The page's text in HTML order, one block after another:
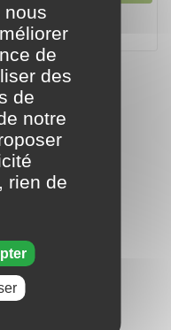
2025
nous
de
des
de
notre
rien de